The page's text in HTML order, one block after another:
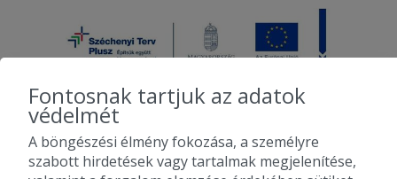
2010-2026 Copyright - Falatozz.hu - Diston-line Kft.
Fontosnak tartjuk az adatok
védelmét
A böngészési élmény fokozása, a személyre
szabott hirdetések vagy tartalmak megjelenítése,